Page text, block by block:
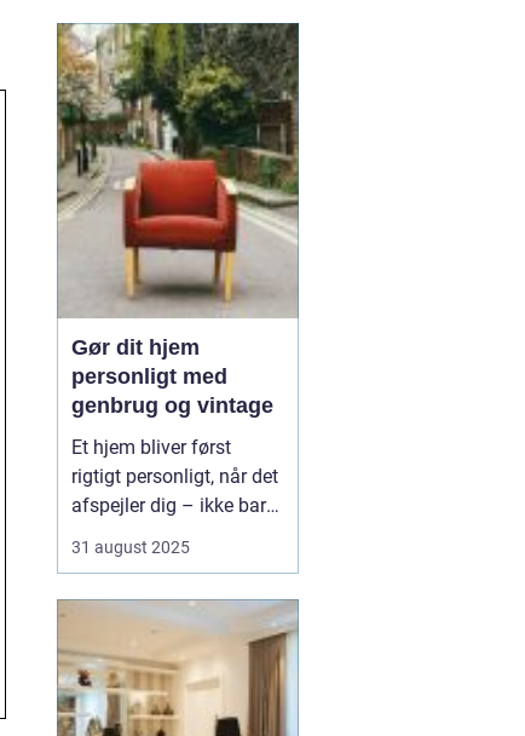
et godt
førstehåndsindtryk; det
kan også påvirke
arbejdsmiljøet og
medarbejder...
Gør dit hjem
personligt med
genbrug og vintage
Et hjem bliver først
rigtigt personligt, når det
afspejler dig – ikke bare
boligmagasinerne. Med
du skabe et unikt udtryk,
der både fortæller
historier og giver rummet
karakte...
31 august 2025